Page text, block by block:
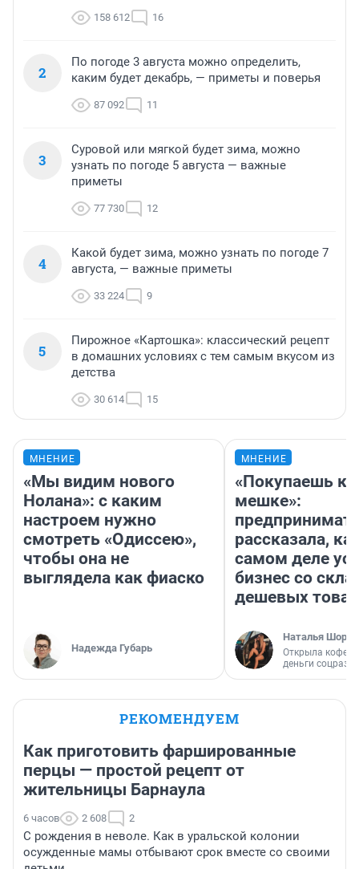
158 612 16
2
По погоде 3 августа можно определить,
каким будет декабрь, — приметы и поверья
87 092 11
3
Суровой или мягкой будет зима, можно
узнать по погоде 5 августа — важные
приметы
77 730 12
4
Какой будет зима, можно узнать по погоде 7
августа, — важные приметы
33 224 9
5
Пирожное «Картошка»: классический рецепт
в домашних условиях с тем самым вкусом из
детства
30 614 15
МНЕНИЕ
«Мы видим нового
Нолана»: с каким
настроем нужно
смотреть «Одиссею»,
чтобы она не
выглядела как фиаско
Надежда Губарь
МНЕНИЕ
«Покупаешь
мешке»:
рассказала,
самом деле
бизнес со
дешевых
Наталья
Открыла
деньги
РЕКОМЕНДУЕМ
Как приготовить фаршированные
перцы — простой рецепт от
жительницы Барнаула
6 часов 2 608 2
С рождения в неволе. Как в уральской колонии
осужденные мамы отбывают срок вместе со своими